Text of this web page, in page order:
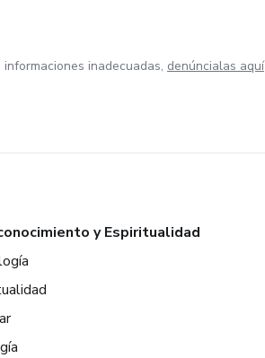
inadecuadas, denúncialas aquí
y Espiritualidad